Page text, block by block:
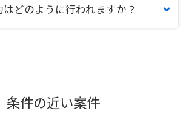
はどのように行われますか？
条件の近い案件